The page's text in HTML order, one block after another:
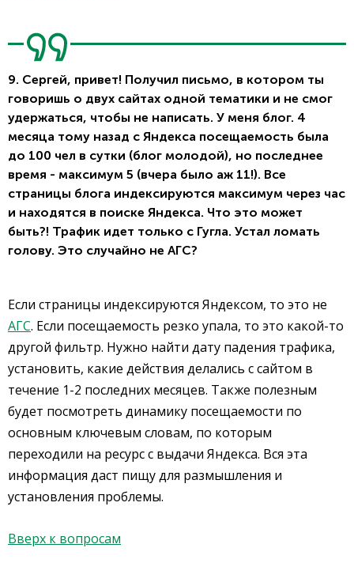
9. Сергей, привет! Получил письмо, в котором ты
говоришь о двух сайтах одной тематики и не смог
удержаться, чтобы не написать. У меня блог. 4
месяца тому назад с Яндекса посещаемость была
до 100 чел в сутки (блог молодой), но последнее
время - максимум 5 (вчера было аж 11!). Все
страницы блога индексируются максимум через час
и находятся в поиске Яндекса. Что это может
быть?! Трафик идет только с Гугла. Устал ломать
голову. Это случайно не АГС?
Если страницы индексируются Яндексом, то это не
АГС. Если посещаемость резко упала, то это какой-то
другой фильтр. Нужно найти дату падения трафика,
установить, какие действия делались с сайтом в
течение 1-2 последних месяцев. Также полезным
будет посмотреть динамику посещаемости по
основным ключевым словам, по которым
переходили на ресурс с выдачи Яндекса. Вся эта
информация даст пищу для размышления и
установления проблемы.
Вверх к вопросам